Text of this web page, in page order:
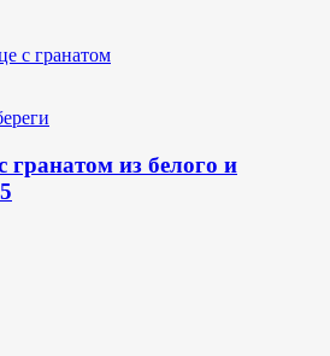
гранатом из белого и